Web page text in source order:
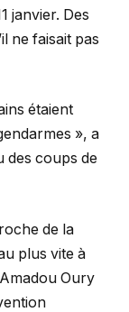
janvier. Des
ne faisait pas
étaient
», a
des coups de
de la
plus vite à
Oury